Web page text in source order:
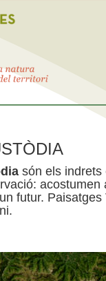
són els indrets
futur.